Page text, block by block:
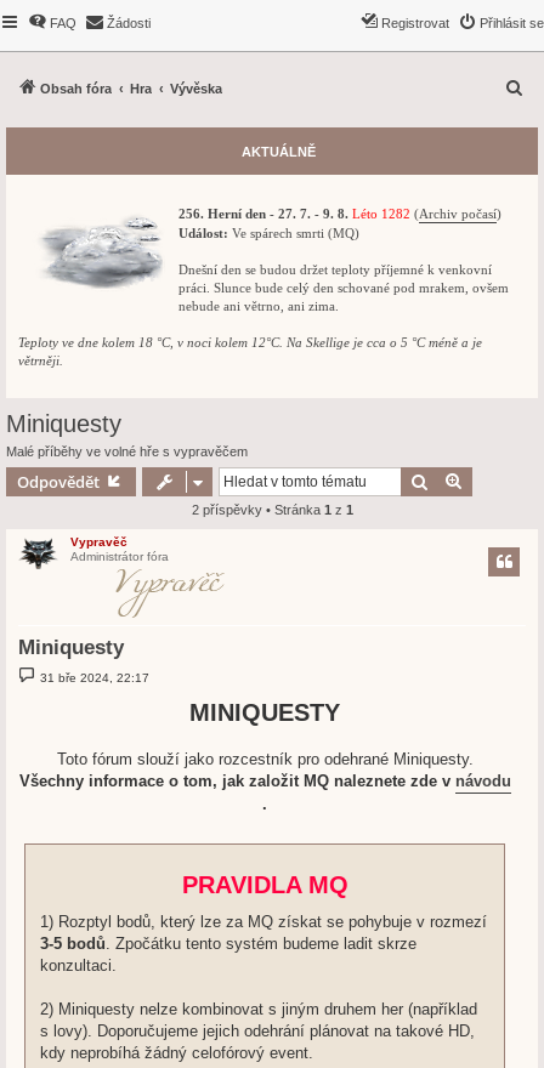
FAQ Žádosti Přihlásit se
Registrovat
Obsah fóra Hra Vývěska
d
AKTUÁLNĚ
256. Herní den - 27. 7. - 9. 8. Léto 1282 (Archiv počasí)
Událost: Ve spárech smrti (MQ)
Dnešní den se budou držet teploty příjemné k venkovní
práci. Slunce bude celý den schované pod mrakem, ovšem
nebude ani větrno, ani zima.
Teploty ve dne kolem 18 °C, v noci kolem 12°C. Na Skellige je cca o 5 °C méně a je
větrněji.
Miniquesty
Malé příběhy ve volné hře s vypravěčem
Odpovědět Hledat
2 příspěvky • Stránka 1 z 1
Vypravěč
Administrátor fóra
Miniquesty
P
e
k
31 bře 2024, 22:17
MINIQUESTY
Toto fórum slouží jako rozcestník pro odehrané Miniquesty.
Všechny informace o tom, jak založit MQ naleznete zde v návodu
.
PRAVIDLA MQ
1) Rozptyl bodů, který lze za MQ získat se pohybuje v rozmezí
3-5 bodů . Zpočátku tento systém budeme ladit skrze
konzultaci.
2) Miniquesty nelze kombinovat s jiným druhem her (například
s lovy). Doporučujeme jejich odehrání plánovat na takové HD,
kdy neprobíhá žádný celofórový event.